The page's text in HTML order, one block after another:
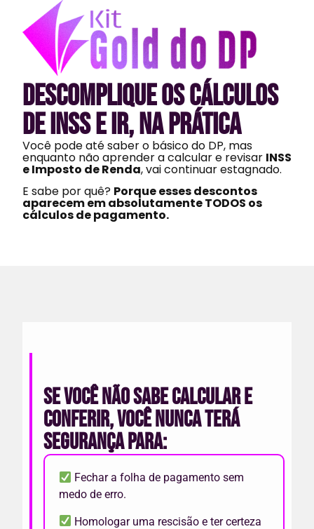
Descomplique os cálculos
de INSS e IR, na prática
Você pode até saber o básico do DP, mas
enquanto não aprender a calcular e revisar INSS
e Imposto de Renda, vai continuar estagnado.
E sabe por quê? Porque esses descontos
aparecem em absolutamente TODOS os
cálculos de pagamento.
Se você não sabe calcular e
conferir, você nunca terá
segurança para:
Fechar a folha de pagamento sem
medo de erro.
Homologar uma rescisão e ter certeza